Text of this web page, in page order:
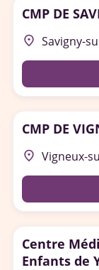
CMP DE
place Savigny-
CMP DE
place Vigneux-
Centre
Enfants de